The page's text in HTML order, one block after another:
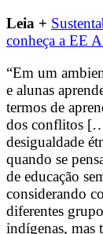
Leia +
conheça a EE
“Em um
e alunas
termos de
dos conflitos
desigualdade
quando se
de educação
considerando
diferentes
indígenas, mas